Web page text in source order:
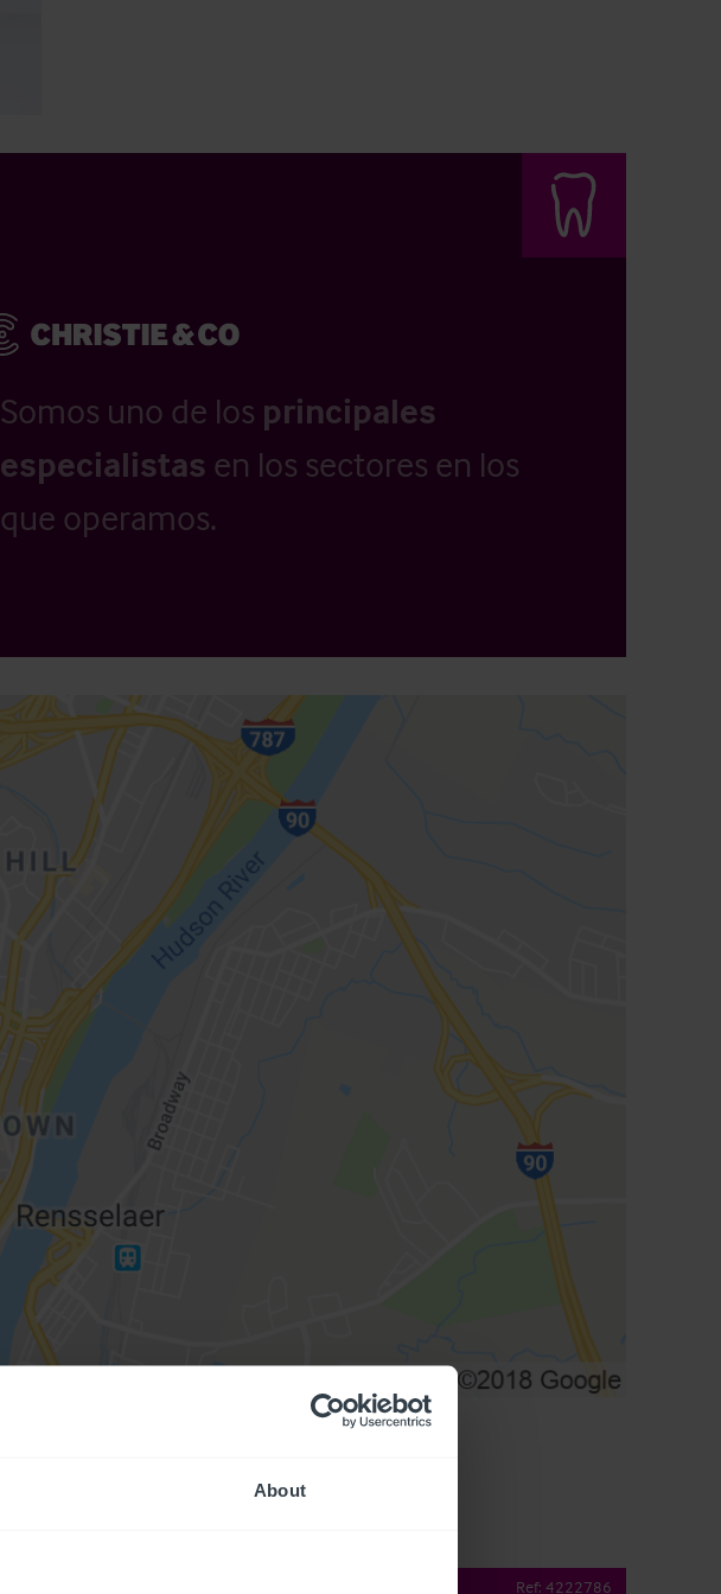
About
Somos uno de los principales
especialistas en los sectores en los
que operamos.
Ref: 4222786